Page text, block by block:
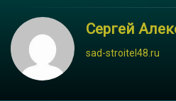
Сергей
sad-stroitel48.ru